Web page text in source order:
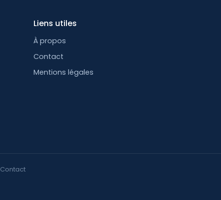
Liens utiles
À propos
Contact
Mentions légales
Contact